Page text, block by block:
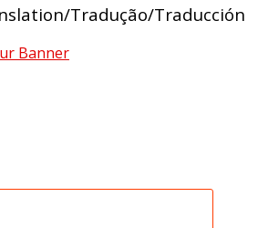
Tradução/Traducción